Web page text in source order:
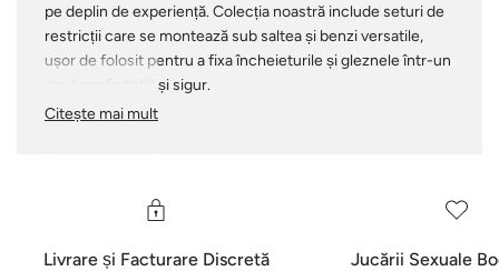
pe deplin de experiență. Colecția noastră include seturi de
restricții care se montează sub saltea și benzi versatile,
ușor de folosit pentru a fixa încheieturile și gleznele într-un
mod confortabil și sigur.
de ritm, lasă-ți partenerul să preia controlul și să te lege -
dominației. Legăturile pentru pat deschid ușa către
Citește mai mult
Livrare și Facturare Discretă Jucării Sexuale